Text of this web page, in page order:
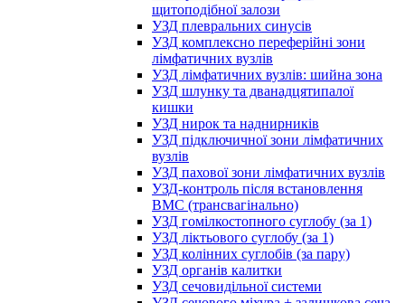
щитоподібної залози
УЗД плевральних синусів
УЗД комплексно переферійні зони
лімфатичних вузлів
УЗД лімфатичних вузлів: шийна зона
УЗД шлунку та дванадцятипалої
кишки
УЗД нирок та наднирників
УЗД підключичної зони лімфатичних
вузлів
УЗД пахової зони лімфатичних вузлів
УЗД-контроль після встановлення
ВМС (трансвагінально)
УЗД гомілкостопного суглобу (за 1)
УЗД ліктьового суглобу (за 1)
УЗД колінних суглобів (за пару)
УЗД органів калитки
УЗД сечовидільної системи